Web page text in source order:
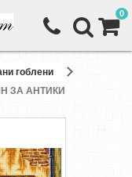
0
гоблени
ЗА АНТИКИ